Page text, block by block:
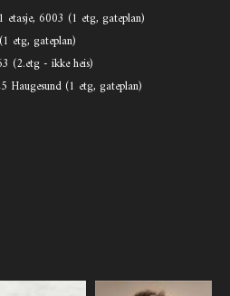
etasje, 6003 (1 etg, gateplan)
etg, gateplan)
(2.etg - ikke heis)
Haugesund (1 etg, gateplan)